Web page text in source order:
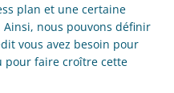
plan et une certaine
nous pouvons définir
vous avez besoin pour
pour faire croître cette